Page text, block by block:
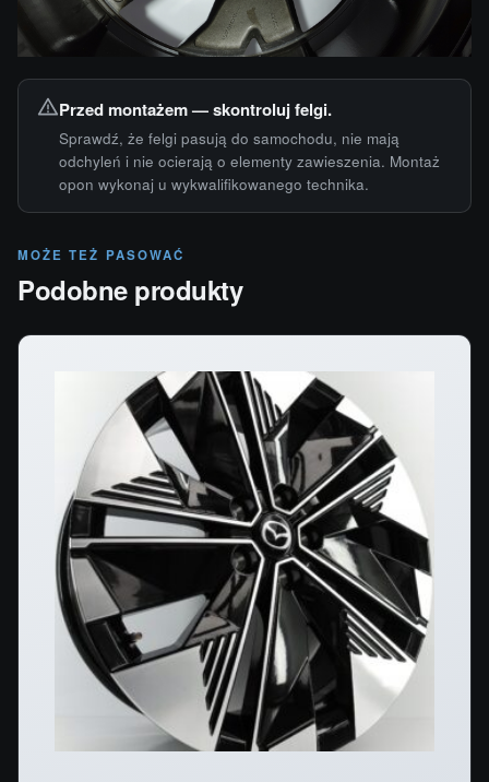
Przed montażem — skontroluj felgi.
Sprawdź, że felgi pasują do samochodu, nie mają
odchyleń i nie ocierają o elementy zawieszenia. Montaż
opon wykonaj u wykwalifikowanego technika.
MOŻE TEŻ PASOWAĆ
Podobne produkty